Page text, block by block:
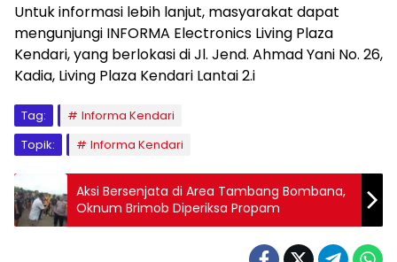
Untuk informasi lebih lanjut, masyarakat dapat
mengunjungi INFORMA Electronics Living Plaza
Kendari, yang berlokasi di Jl. Jend. Ahmad Yani No. 26,
Kadia, Living Plaza Kendari Lantai 2.i
Tag:
Informa Kendari
Topik:
Informa Kendari
Aksi Bersenjata di Area Tambang Bombana,
Oknum Brimob Diperiksa Propam